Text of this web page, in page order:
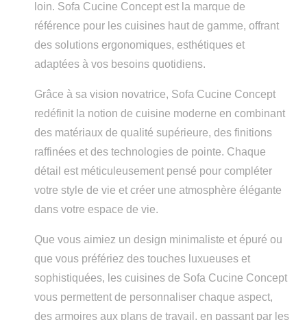
loin. Sofa Cucine Concept est la marque de
référence pour les cuisines haut de gamme, offrant
des solutions ergonomiques, esthétiques et
adaptées à vos besoins quotidiens.
Grâce à sa vision novatrice, Sofa Cucine Concept
redéfinit la notion de cuisine moderne en combinant
des matériaux de qualité supérieure, des finitions
raffinées et des technologies de pointe. Chaque
détail est méticuleusement pensé pour compléter
votre style de vie et créer une atmosphère élégante
dans votre espace de vie.
Que vous aimiez un design minimaliste et épuré ou
que vous préfériez des touches luxueuses et
sophistiquées, les cuisines de Sofa Cucine Concept
vous permettent de personnaliser chaque aspect,
des armoires aux plans de travail, en passant par les